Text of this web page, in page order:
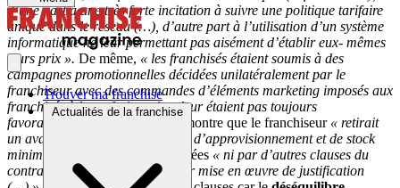
Trouver ma franchise
Actualités de la franchise
d’une part à une très forte incitation à suivre une politique tarifaire
unique dans le réseau (…), d’autre part à l’utilisation d’un système
informatique ne leur permettant pas aisément d’établir eux- mêmes
leurs prix ». De même, « les franchisés étaient soumis à des
campagnes promotionnelles décidées unilatéralement par le
franchiseur avec des commandes d’éléments marketing imposés aux
franchisés à leurs frais, qui ne leur étaient pas toujours
favorables. »
Pour la cour, tout montre que le franchiseur « retirait
un avantage excessif des clauses d’approvisionnement et de stock
minimum »
qui n’étaient équilibrées « ni par d’autres clauses du
contrat ni ne trouvaient dans leur mise en œuvre de justification